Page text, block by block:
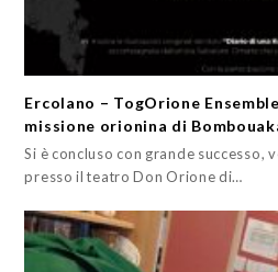
Ercolano – TogOrione
missione orionina di
Si è concluso con grande successo,
presso il teatro Don Orione di…